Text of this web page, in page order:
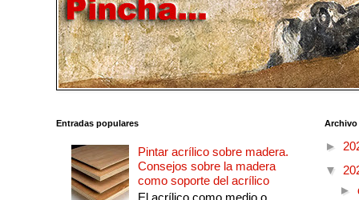
Entradas populares
Pintar acrílico sobre madera.
Consejos sobre la madera
como soporte del acrílico
►
▼
►